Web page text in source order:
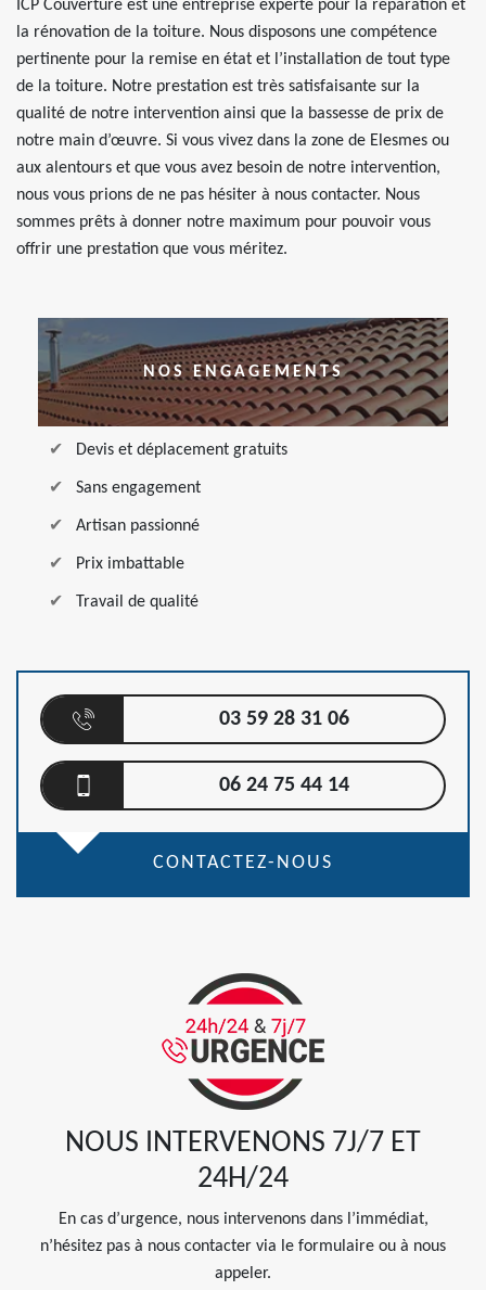
ICP Couverture est une entreprise experte pour la réparation et
la rénovation de la toiture. Nous disposons une compétence
pertinente pour la remise en état et l’installation de tout type
de la toiture. Notre prestation est très satisfaisante sur la
qualité de notre intervention ainsi que la bassesse de prix de
notre main d’œuvre. Si vous vivez dans la zone de Elesmes ou
aux alentours et que vous avez besoin de notre intervention,
nous vous prions de ne pas hésiter à nous contacter. Nous
sommes prêts à donner notre maximum pour pouvoir vous
offrir une prestation que vous méritez.
NOS ENGAGEMENTS
Devis et déplacement gratuits
Sans engagement
Artisan passionné
Prix imbattable
Travail de qualité
03 59 28 31 06
06 24 75 44 14
CONTACTEZ-NOUS
NOUS INTERVENONS 7J/7 ET
24H/24
En cas d’urgence, nous intervenons dans l’immédiat,
n’hésitez pas à nous contacter via le formulaire ou à nous
appeler.